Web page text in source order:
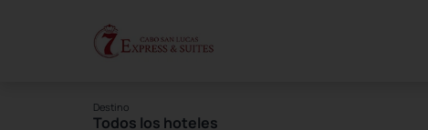
Destino
Todos los hoteles